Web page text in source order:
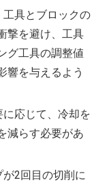
具とブロックの
撃を避け、工具
グ工具の調整値
響を与えるよう
応じて、冷却を
減らす必要があ
2回目の切削に